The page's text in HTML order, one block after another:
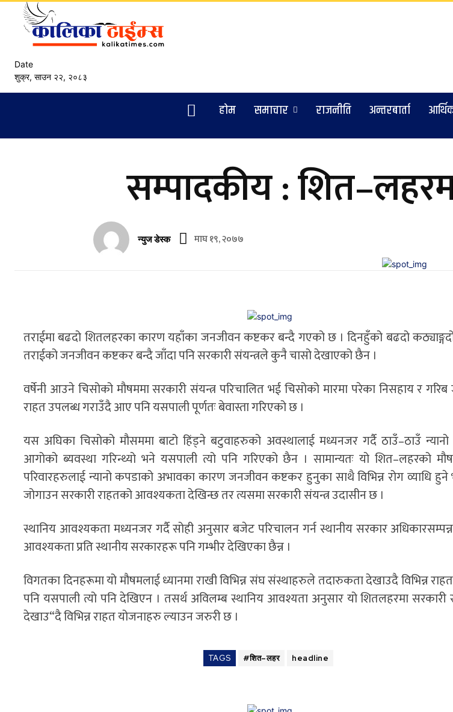
Date
शुक्र, साउन २२, २०८३
हाेम समाचार राजनीति अन्तरबार्ता
सम्पादकीय :
न्युज डेस्क माघ १९, २०७७
तराईमा बढदो शितलहरका कारण यहाँका जनजीवन कष्टकर बन्दै गएको छ । दिनहुँको बढदो
तराईको जनजीवन कष्टकर बन्दै जाँदा पनि सरकारी संयन्त्रले कुनै चासो देखाएको छैन ।
वर्षेनी आउने चिसोको मौषममा सरकारी संयन्त्र परिचालित भई चिसोको मारमा परेका निसहाय र गरिब
राहत उपलब्ध गराउँदै आए पनि यसपाली पूर्णतः बेवास्ता गरिएको छ ।
यस अघिका चिसोको मौसममा बाटो हिंड्ने बटुवाहरुको अवस्थालाई मध्यनजर गर्दै ठाउँ–ठाउँ
आगोको ब्यवस्था गरिन्थ्यो भने यसपाली त्यो पनि गरिएको छैन । सामान्यतः यो शित–लहरको
परिवारहरुलाई न्यानो कपडाको अभावका कारण जनजीवन कष्टकर हुनुका साथै विभिन्न रोग व्याधि
जोगाउन सरकारी राहतको आवश्यकता देखिन्छ तर त्यसमा सरकारी संयन्त्र उदासीन छ ।
स्थानिय आवश्यकता मध्यनजर गर्दै सोही अनुसार बजेट परिचालन गर्न स्थानीय सरकार
आवश्यकता प्रति स्थानीय सरकारहरू पनि गम्भीर देखिएका छैन्न ।
विगतका दिनहरूमा यो मौषमलाई ध्यानमा राखी विभिन्न संघ संस्थाहरुले तदारुकता देखाउदै विभिन्न
पनि यसपाली त्यो पनि देखिएन । तसर्थ अविलम्ब स्थानिय आवश्यता अनुसार यो शितलहरमा सरकारी
देखाउ“दै विभिन्न राहत योजनाहरु ल्याउन जरुरी छ ।
TAGS #शित–लहर headline